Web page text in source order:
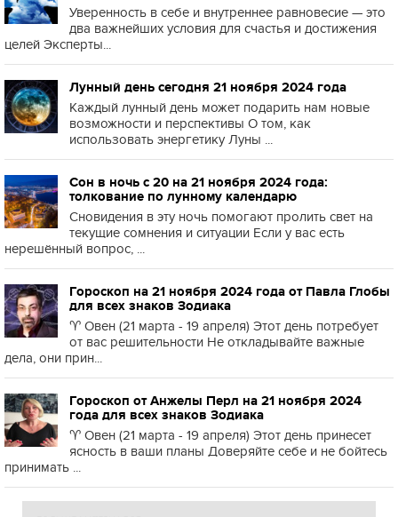
Уверенность в себе и внутреннее равновесие — это
два важнейших условия для счастья и достижения
целей Эксперты...
Лунный день сегодня 21 ноября 2024 года
Каждый лунный день может подарить нам новые
возможности и перспективы О том, как
использовать энергетику Луны ...
Сон в ночь с 20 на 21 ноября 2024 года:
толкование по лунному календарю
Сновидения в эту ночь помогают пролить свет на
текущие сомнения и ситуации Если у вас есть
нерешённый вопрос, ...
Гороскоп на 21 ноября 2024 года от Павла Глобы
для всех знаков Зодиака
♈️ Овен (21 марта - 19 апреля) Этот день потребует
от вас решительности Не откладывайте важные
дела, они прин...
Гороскоп от Анжелы Перл на 21 ноября 2024
года для всех знаков Зодиака
♈️ Овен (21 марта - 19 апреля) Этот день принесет
ясность в ваши планы Доверяйте себе и не бойтесь
принимать ...